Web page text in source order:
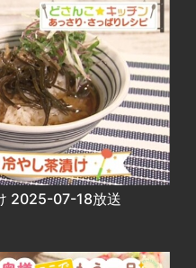
2025-07-18放送